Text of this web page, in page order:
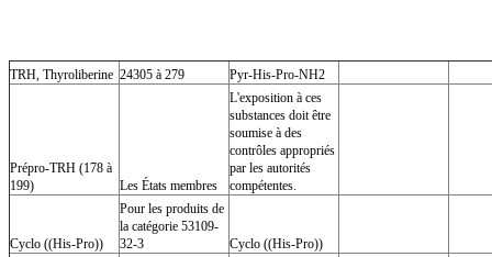
TRH, Thyroliberine 24305 à 279 Pyr-His-Pro-NH2
Prépro-TRH (178 à
199)
Les États membres
L'exposition à ces
substances doit être
soumise à des
contrôles appropriés
par les autorités
compétentes.
Cyclo ((His-Pro))
Pour les produits de
la catégorie 53109-
32-3
Cyclo ((His-Pro))